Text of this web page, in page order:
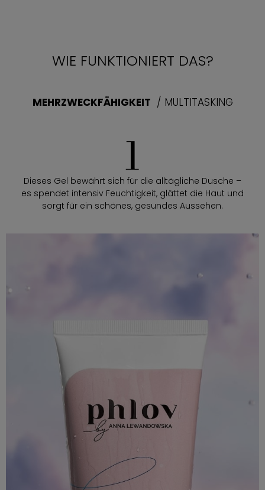
WIE FUNKTIONIERT DAS?
MEHRZWECKFÄHIGKEIT / MULTITASKING
1
Dieses Gel bewährt sich für die alltägliche Dusche –
es spendet intensiv Feuchtigkeit, glättet die Haut und
sorgt für ein schönes, gesundes Aussehen.